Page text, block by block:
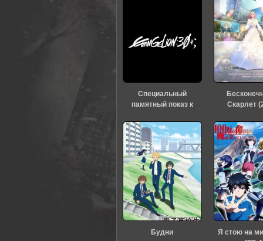
Специальный
памятный показ к
«Евангелиона» (2026)
Скарлет
Будни
Я стою на